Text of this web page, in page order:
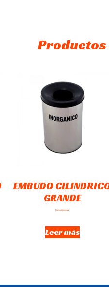
Productos
EMBUDO
GRANDE
Hay existencias
Leer más